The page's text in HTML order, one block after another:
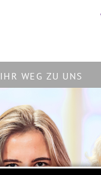
IHR WEG ZU UNS